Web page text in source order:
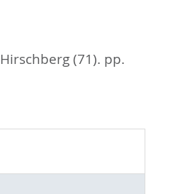
Hirschberg (71). pp.